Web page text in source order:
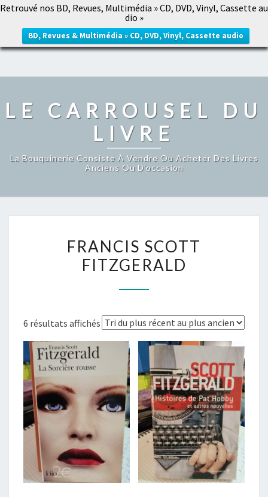
Retrouvé nos BD, Revues, Multimédia » CD, DVD, Vinyl, Cassette au
dio »
BD, Revues & Multimédia » CD, DVD, Vinyl, Cassette audio
LE CARROUSEL DU LIVRE
LE CARROUSEL DU
LIVRE
La Bouquinerie Consiste À Vendre Ou Acheter Des Livres
Anciens Ou D’occasion
SCOTT
FITZGERALD
FRANCIS SCOTT
FITZGERALD
6 résultats affichés Trié
du
au
plus
ancien